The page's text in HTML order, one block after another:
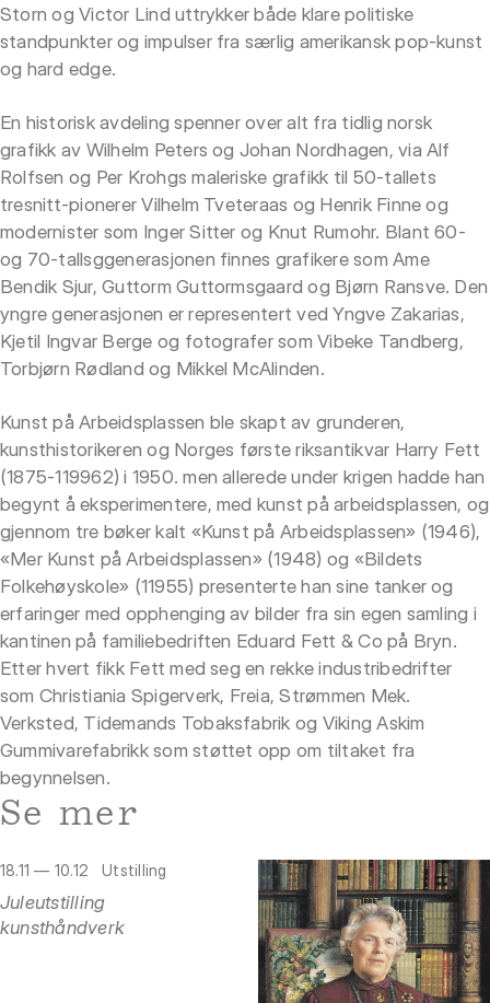
Storn og Victor Lind uttrykker både klare politiske
standpunkter og impulser fra særlig amerikansk pop-kunst
og hard edge.
En historisk avdeling spenner over alt fra tidlig norsk
grafikk av Wilhelm Peters og Johan Nordhagen, via Alf
Rolfsen og Per Krohgs maleriske grafikk til 50-tallets
tresnitt-pionerer Vilhelm Tveteraas og Henrik Finne og
modernister som Inger Sitter og Knut Rumohr. Blant 60-
og 70-tallsggenerasjonen finnes grafikere som Ame
Bendik Sjur, Guttorm Guttormsgaard og Bjørn Ransve. Den
yngre generasjonen er representert ved Yngve Zakarias,
Kjetil Ingvar Berge og fotografer som Vibeke Tandberg,
Torbjørn Rødland og Mikkel McAlinden.
Kunst på Arbeidsplassen ble skapt av grunderen,
kunsthistorikeren og Norges første riksantikvar Harry Fett
(1875-119962) i 1950. men allerede under krigen hadde han
begynt å eksperimentere, med kunst på arbeidsplassen, og
gjennom tre bøker kalt «Kunst på Arbeidsplassen» (1946),
«Mer Kunst på Arbeidsplassen» (1948) og «Bildets
Folkehøyskole» (11955) presenterte han sine tanker og
erfaringer med opphenging av bilder fra sin egen samling i
kantinen på familiebedriften Eduard Fett & Co på Bryn.
Etter hvert fikk Fett med seg en rekke industribedrifter
som Christiania Spigerverk, Freia, Strømmen Mek.
Verksted, Tidemands Tobaksfabrik og Viking Askim
Gummivarefabrikk som støttet opp om tiltaket fra
begynnelsen.
Se mer
18.11 — 10.12 Utstilling
Juleutstilling
kunsthåndverk